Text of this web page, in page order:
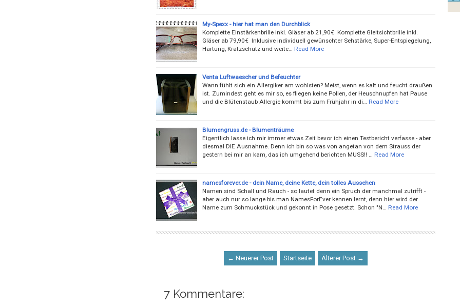
My-Spexx - hier hat man den Durchblick
Komplette Einstärkenbrille inkl. Gläser ab 21,90€ Komplette Gleitsichtbrille inkl.
Gläser ab 79,90€ Inklusive individuell gewünschter Sehstärke, Super-Entspiegelung,
Härtung, Kratzschutz und weite…
Read More
Venta Luftwaescher und Befeuchter
Wann fühlt sich ein Allergiker am wohlsten? Meist, wenn es kalt und feucht draußen
ist. Zumindest geht es mir so, es fliegen keine Pollen, der Heuschnupfen hat Pause
und die Blütenstaub Allergie kommt bis zum Frühjahr in di…
Read More
Blumengruss.de - Blumenträume
Eigentlich lasse ich mir immer etwas Zeit bevor ich einen Testbericht verfasse - aber
diesmal DIE Ausnahme. Denn ich bin so was von angetan von dem Strauss der
gestern bei mir an kam, das ich umgehend berichten MUSS!! …
Read More
namesforever.de - dein Name, deine Kette, dein tolles Aussehen
Namen sind Schall und Rauch - so lautet denn ein Spruch der manchmal zutrifft -
aber auch nur so lange bis man NamesForEver kennen lernt, denn hier wird der
Name zum Schmuckstück und gekonnt in Pose gesetzt. Schon "N…
Read More
← Neuerer Post Startseite Älterer Post →
7 Kommentare: